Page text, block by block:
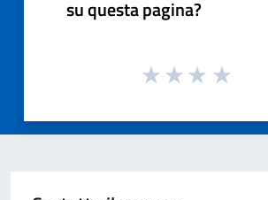
su questa pagina?